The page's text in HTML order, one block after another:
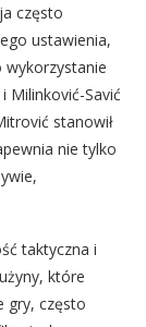
często
ustawienia,
wykorzystanie
Milinković-Savić
stanowił
nie tylko
taktyczna i
które
gry, często